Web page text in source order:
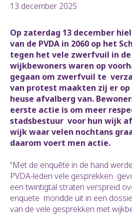
13 december 2025
Op zaterdag 13 december
van de PVDA in 2060 op het
tegen het vele zwerfvuil in
wijkbewoners waren op
gegaan om zwerfvuil te
van protest maakten zij er op
heuse afvalberg van.
eerste actie is om meer
stadsbestuur voor hun wijk
wijk waar velen nochtans
daarom voert men actie.
“Met de enquête in de hand
PVDA-leden vele gesprekken
een twintigtal straten verspreid
enquete mondde uit in een
van de vele gesprekken met